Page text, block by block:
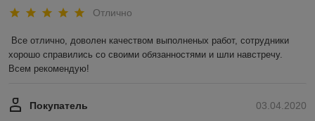
Отлично
Все отлично, доволен качеством выполненых работ, сотрудники
хорошо справились со своими обязанностями и шли навстречу.
Всем рекомендую!
03.04.2020
Покупатель